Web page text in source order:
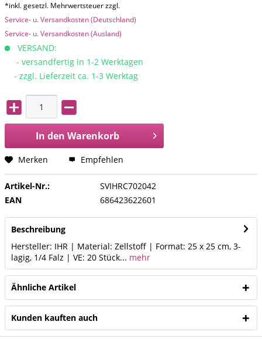
*inkl. gesetzl. Mehrwertsteuer zzgl.
Service- u. Versandkosten (Deutschland)
Service- u. Versandkosten (Ausland)
VERSAND:
- versandfertig in 1-2 Werktagen
- zzgl. Lieferzeit ca. 1-3 Werktag
In den Warenkorb
Merken Empfehlen
Artikel-Nr.:
SVIHRC702042
EAN
686423622601
Beschreibung
Hersteller: IHR | Material: Zellstoff | Format: 25 x 25 cm, 3-
lagig, 1/4 Falz | VE: 20 Stück... mehr
Ähnliche Artikel
Kunden kauften auch